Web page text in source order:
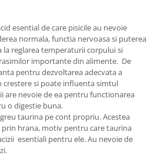
esential de care pisicile au nevoie
normala, functia nervoasa si puterea
la reglarea temperaturii corpului si
importante din alimente. De
pentru dezvoltarea adecvata a
crestere si poate influenta simtul
are nevoie de ea pentru functionarea
o digestie buna.
taurina pe cont propriu. Acestea
hrana, motiv pentru care taurina
esentiali pentru ele. Au nevoie de